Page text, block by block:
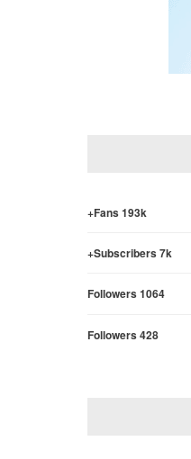
Fans 193k+
Subscribers 7k+
Followers 1064
Followers 428